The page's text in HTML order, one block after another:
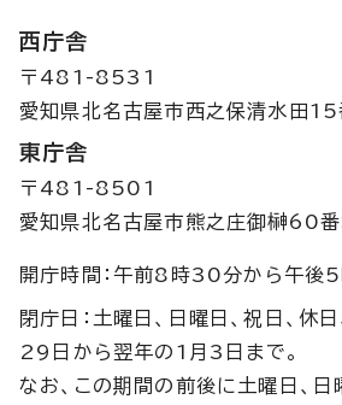
西庁舎
〒481-8531
愛知県北名古屋市西之保清水田15
東庁舎
〒481-8501
愛知県北名古屋市熊之庄御榊60
開庁時間：午前8時30分から午後
閉庁日：土曜日、日曜日、祝日、休
29日から翌年の1月3日まで。
なお、この期間の前後に土曜日、